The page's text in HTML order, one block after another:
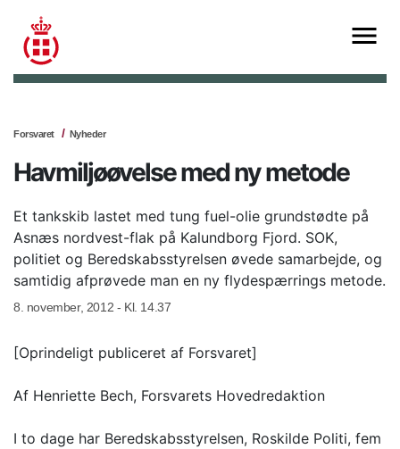
Forsvaret Nyheder
Havmiljøøvelse med ny metode
Et tankskib lastet med tung fuel-olie grundstødte på
Asnæs nordvest-flak på Kalundborg Fjord. SOK,
politiet og Beredskabsstyrelsen øvede samarbejde, og
samtidig afprøvede man en ny flydespærrings metode.
8. november, 2012 - Kl. 14.37
[Oprindeligt publiceret af Forsvaret]
Af Henriette Bech, Forsvarets Hovedredaktion
I to dage har Beredskabsstyrelsen, Roskilde Politi, fem